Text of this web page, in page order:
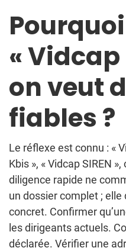
«
on veut
fiables ?
Le réflexe est connu : «
Kbis », « Vidcap SIREN
diligence rapide ne
un dossier complet ;
concret. Confirmer
les dirigeants actuels.
déclarée. Vérifier une